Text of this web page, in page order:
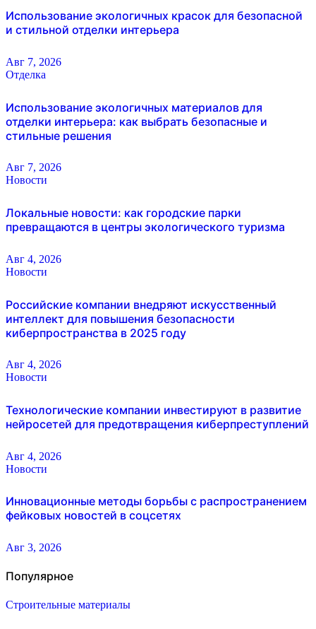
Использование экологичных красок для безопасной
и стильной отделки интерьера
Авг 7, 2026
Отделка
Использование экологичных материалов для
отделки интерьера: как выбрать безопасные и
стильные решения
Авг 7, 2026
Новости
Локальные новости: как городские парки
превращаются в центры экологического туризма
Авг 4, 2026
Новости
Российские компании внедряют искусственный
интеллект для повышения безопасности
киберпространства в 2025 году
Авг 4, 2026
Новости
Технологические компании инвестируют в развитие
нейросетей для предотвращения киберпреступлений
Авг 4, 2026
Новости
Инновационные методы борьбы с распространением
фейковых новостей в соцсетях
Авг 3, 2026
Популярное
Строительные материалы